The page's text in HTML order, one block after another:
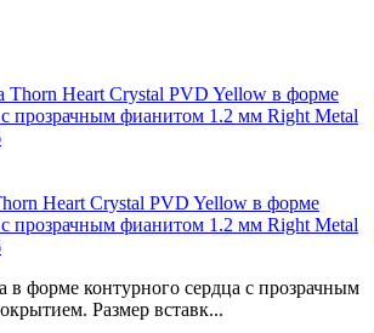
Heart Crystal PVD Yellow в форме
с прозрачным фианитом 1.2 мм Right Metal
в форме контурного сердца с прозрачным
Размер вставк...